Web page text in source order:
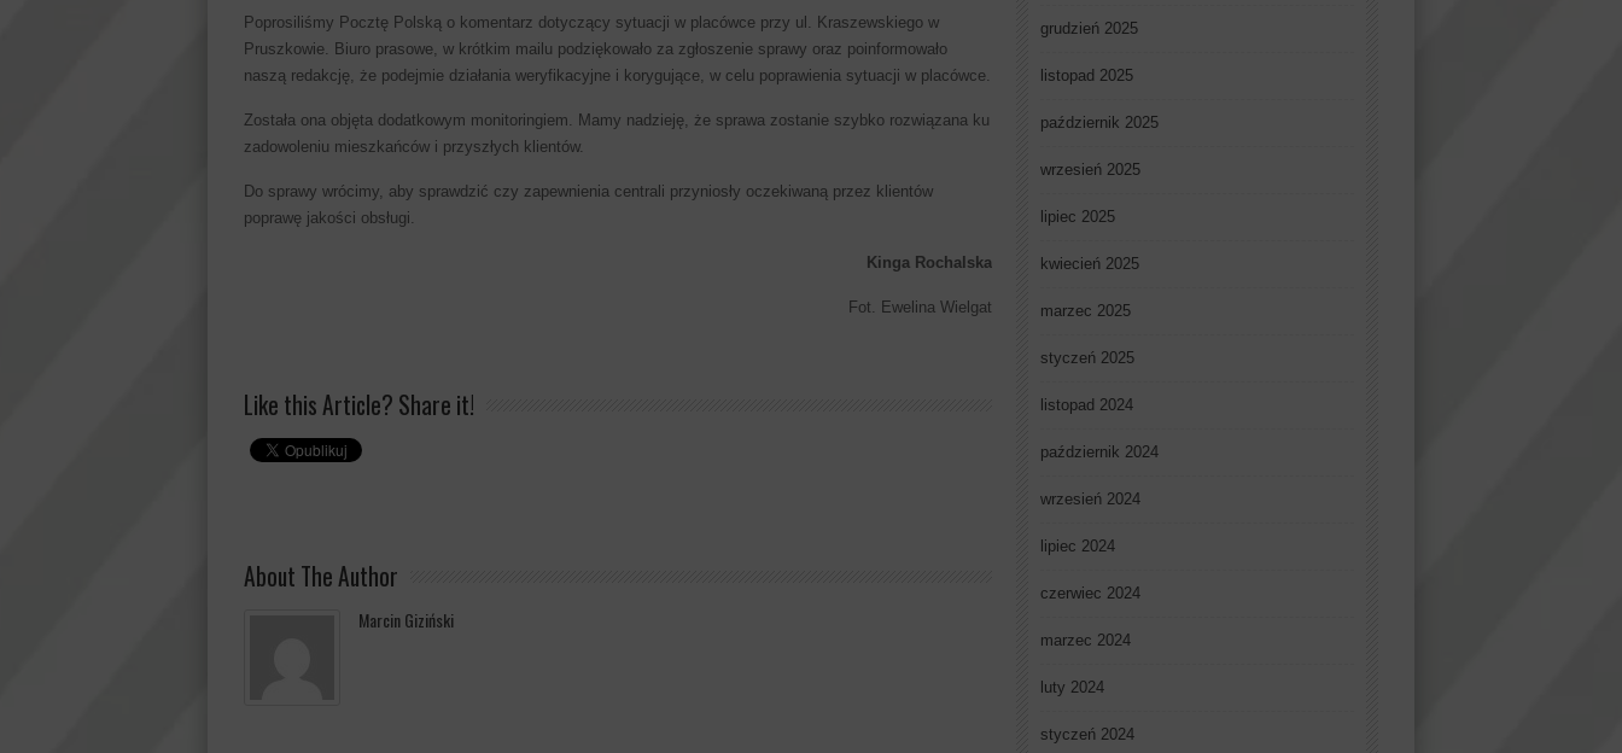
Poprosiliśmy Pocztę Polską o komentarz dotyczący sytuacji w placówce przy ul. Kraszewskiego w
Pruszkowie. Biuro prasowe, w krótkim mailu podziękowało za zgłoszenie sprawy oraz poinformowało
naszą redakcję, że podejmie działania weryfikacyjne i korygujące, w celu poprawienia sytuacji w placówce.
Została ona objęta dodatkowym monitoringiem. Mamy nadzieję, że sprawa zostanie szybko rozwiązana ku
zadowoleniu mieszkańców i przyszłych klientów.
Do sprawy wrócimy, aby sprawdzić czy zapewnienia centrali przyniosły oczekiwaną przez klientów
poprawę jakości obsługi.
Kinga Rochalska
Fot. Ewelina Wielgat
Like this Article? Share it!
About The Author
Marcin Giziński
grudzień 2025
listopad 2025
październik 2025
wrzesień 2025
lipiec 2025
kwiecień 2025
marzec 2025
styczeń 2025
listopad 2024
październik 2024
wrzesień 2024
lipiec 2024
czerwiec 2024
marzec 2024
luty 2024
styczeń 2024